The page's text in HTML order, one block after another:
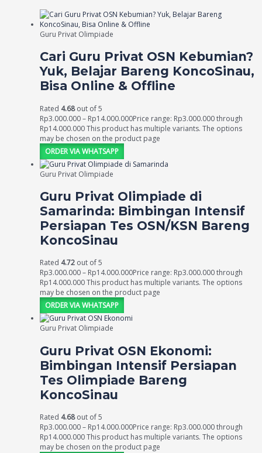
Guru Privat Olimpiade
Cari Guru Privat OSN Kebumian?
Yuk, Belajar Bareng KoncoSinau,
Bisa Online & Offline
Rated 4.68out of 5
Rp3.000.000– Rp14.000.000Price range: Rp3.000.000 through
Rp14.000.000This product has multiple variants. The options
may be chosen on the product page
ORDER VIA WHATSAPP
Guru Privat Olimpiade
Guru Privat Olimpiade di
Samarinda: Bimbingan Intensif
Persiapan Tes OSN/KSN Bareng
KoncoSinau
Rated 4.72 out of 5
Rp3.000.000– Rp14.000.000Price range: Rp3.000.000 through
Rp14.000.000This product has multiple variants. The options
may be chosen on the product page
ORDER VIA WHATSAPP
Guru Privat Olimpiade
Guru Privat OSN Ekonomi:
Bimbingan Intensif Persiapan
Tes Olimpiade Bareng
KoncoSinau
Rated 4.68out of 5
Rp3.000.000– Rp14.000.000Price range: Rp3.000.000 through
Rp14.000.000This product has multiple variants. The options
may be chosen on the product page